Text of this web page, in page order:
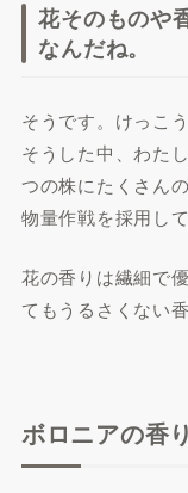
花そのものや
なんだね。
そうです。けっこ
そうした中、わた
つの株にたくさん
物量作戦を採用し
花の香りは繊細で
てもうるさくない
ボロニアの香